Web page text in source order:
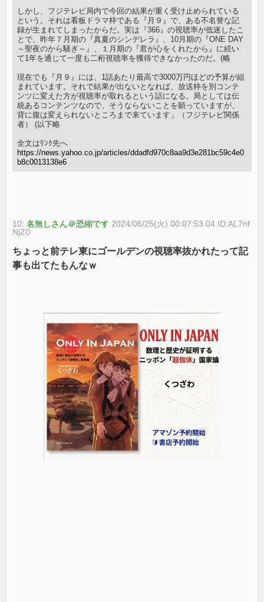
しかし、フジテレビ局内で今回の結果が重く受け止められている
という。それは看板ドラマ枠である『月９』で、ある不名誉な記
録が生まれてしまったからだ。実は『366』の視聴率が低迷したこ
とで、昨年７月期の『真夏のシンデレラ』、10月期の『ONE DAY
～聖夜のから騒ぎ～』、１月期の『君が心をくれたから』に続い
て1年を通じて一度も二桁視聴率を獲得できなかったのだ。(略
現在でも『月９』には、1話あたり最高で3000万円ほどの予算が組
まれています。それで結果が出ないとなれば、放送枠を別コンテ
ンツに変えた方が視聴率が取れるという話になる。局としては伝
統あるコンテンツなので、そうならないことを願っていますが、
背に腹は変えられないところまで来ています」（フジテレビ関係
者） (以下略
全文はﾘﾝｸ先へ
https://news.yahoo.co.jp/articles/ddadfd970c8aa9d3e281bc59c4e0
b8c0013138e6
10:名無しさん＠恐縮です 2024/06/25(火) 00:07:53.04 ID:AL7nf
NjZ0
ちょっと前テレ東にゴールデンの視聴率抜かれたって記
事も出てたもんなｗ